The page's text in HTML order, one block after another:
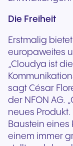
Die Freiheit
Erstmalig
europaweites
„Cloudya ist
sagt César
der NFON AG.
neues
Baustein
einem immer